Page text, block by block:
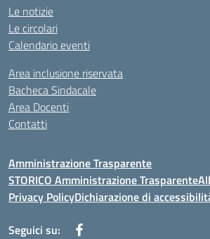
Le notizie
Le circolari
Calendario eventi
Area inclusione riservata
Bacheca Sindacale
Area Docenti
Contatti
Amministrazione Trasparente
STORICO Amministrazione Trasparente
Privacy PolicyDichiarazione di
Seguici su: